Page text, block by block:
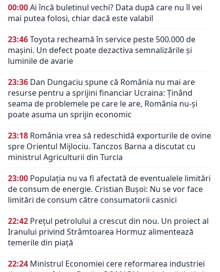
00:00Ai încă buletinul vechi? Data după care nu îl vei
mai putea folosi, chiar dacă este valabil
23:46Toyota recheamă în service peste 500.000 de
mașini. Un defect poate dezactiva semnalizările și
luminile de avarie
23:36 Dan Dungaciu spune că România nu mai are
resurse pentru a sprijini financiar Ucraina: Ținând
seama de problemele pe care le are, România nu-și
poate asuma un sprijin economic
23:18 România vrea să redeschidă exporturile de ovine
spre Orientul Mijlociu. Tanczos Barna a discutat cu
ministrul Agriculturii din Turcia
23:00 Populația nu va fi afectată de eventualele limitări
de consum de energie. Cristian Bușoi: Nu se vor face
limitări de consum către consumatorii casnici
22:42 Prețul petrolului a crescut din nou. Un proiect al
Iranului privind Strâmtoarea Hormuz alimentează
temerile din piață
22:24 Ministrul Economiei cere reformarea industriei